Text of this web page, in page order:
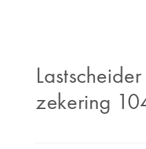
zekering